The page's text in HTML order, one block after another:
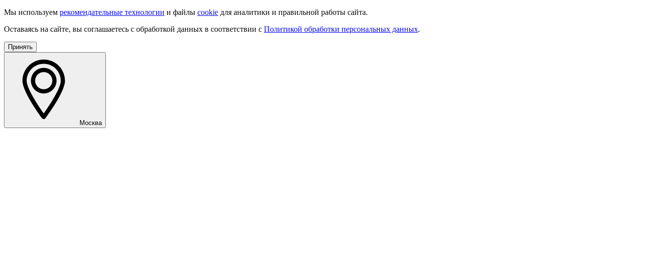
Мы используем рекомендательные технологии и файлы cookie для аналитики и правильной работы сайта.
Оставаясь на сайте, вы соглашаетесь с обработкой данных в соответствии с Политикой обработки персональных данных.
Принять
Москва